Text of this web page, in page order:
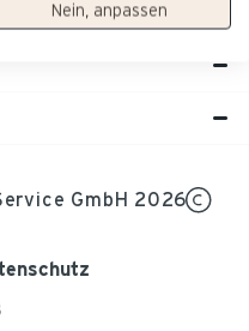
GmbH 2026
Nein, anpassen